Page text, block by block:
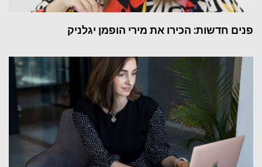
פנים חדשות: הכירו את מירי הופמן יגלניק